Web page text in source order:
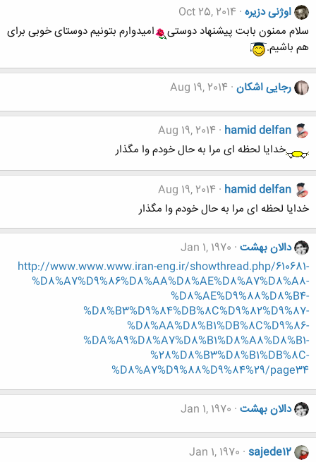
اوژنی دزیره Oct 25, 2014
سلام ممنون بابت پیشنهاد دوستی
امیدوارم بتونیم دوستای خوبی برای
هم باشیم.
رجایی اشکان Aug 19, 2014
hamid delfan
Aug 19, 2014
خدایا لحظه ای مرا به حال خودم وا مگذار
hamid delfan
Aug 19, 2014
خدایا لحظه ای مرا به حال خودم وا مگذار
دالان بهشت Jan 1, 1970
http://www.www.www.iran-eng.ir/showthread.php/610681-
%D8%A7%D9%86%D8%AA%D8%AE%D8%A7%D8%A8-
%D8%AE%D9%88%D8%B4-
%D8%B3%D9%84%DB%8C%D9%82%D9%87-
%D8%AA%D8%B1%DB%8C%D9%86-
%DA%A9%D8%A7%D8%B1%D8%A8%D8%B1-
%28%D8%B3%D8%B1%DB%8C-
%D8%A7%D9%88%D9%84%29/page34
دالان بهشت Jan 1, 1970
sajede12
Jan 1, 1970